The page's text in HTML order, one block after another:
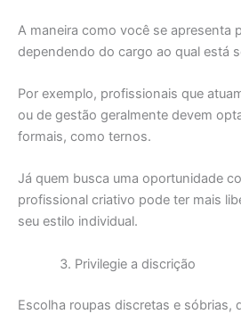
A maneira como você se apresenta
dependendo do cargo ao qual está
Por exemplo, profissionais que
ou de gestão geralmente devem
formais, como ternos.
Já quem busca uma oportunidade
profissional criativo pode ter mais
seu estilo individual.
Privilegie a discrição
Escolha roupas discretas e sóbrias,